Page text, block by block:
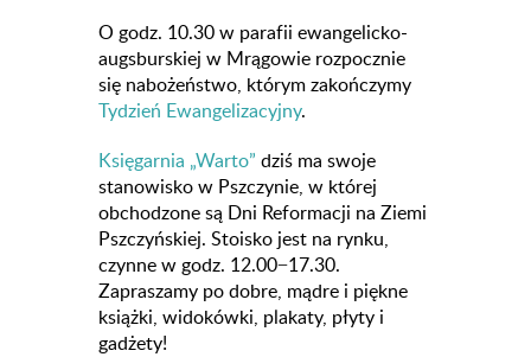
O godz. 10.30 w parafii ewangelicko-
augsburskiej w Mrągowie rozpocznie
się nabożeństwo, którym zakończymy
Tydzień Ewangelizacyjny.
Księgarnia „Warto” dziś ma swoje
stanowisko w Pszczynie, w której
obchodzone są Dni Reformacji na Ziemi
Pszczyńskiej. Stoisko jest na rynku,
czynne w godz. 12.00−17.30.
Zapraszamy po dobre, mądre i piękne
książki, widokówki, plakaty, płyty i
gadżety!